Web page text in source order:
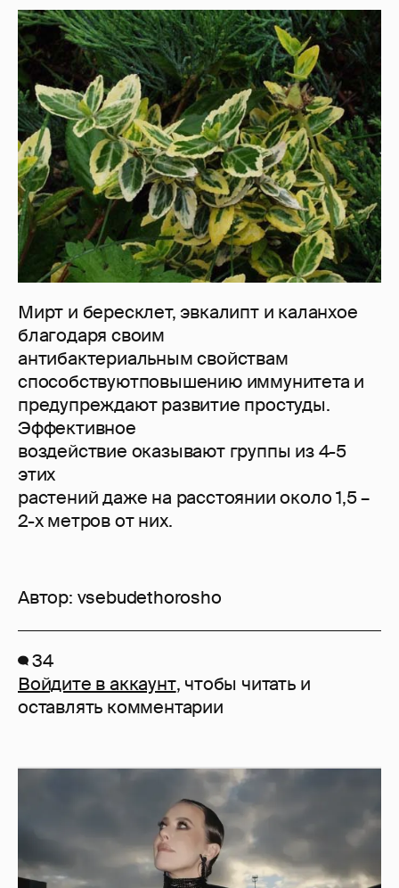
Мирт и бересклет, эвкалипт и каланхое
благодаря своим
антибактериальным свойствам
способствуютповышению иммунитета и
предупреждают развитие простуды.
Эффективное
воздействие оказывают группы из 4-5
этих
растений даже на расстоянии около 1,5 –
2-х метров от них.
Автор: vsebudethorosho
34
Войдите в аккаунт, чтобы читать и
оставлять комментарии